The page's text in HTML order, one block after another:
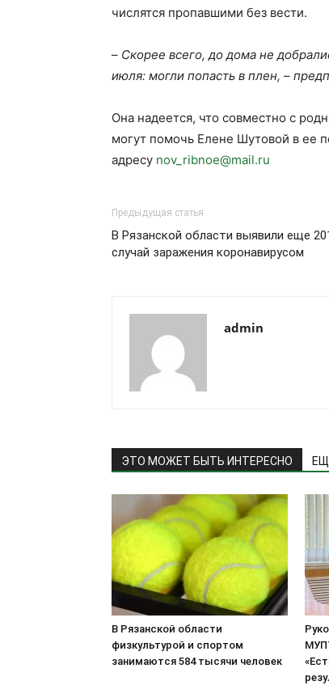
числятся пропавшими без вести.
– Скорее всего, до дома не
июля: могли попасть в плен, –
Она надеется, что совместно с
могут помочь Елене Шутовой в ее
адресу nov_ribnoe@mail.ru
Предыдущая статья
В Рязанской области выявили еще
случай заражения коронавирусом
admin
ЭТО МОЖЕТ БЫТЬ ИНТЕРЕСНО
В Рязанской области
физкультурой и спортом
занимаются 584 тысячи человек